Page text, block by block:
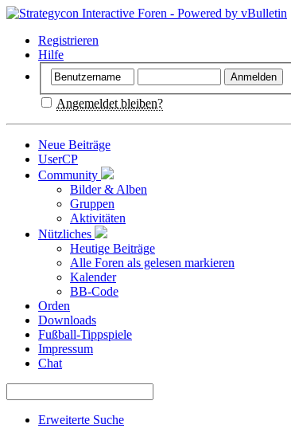
Registrieren
Hilfe
Angemeldet bleiben?
Neue Beiträge
UserCP
Community
Bilder & Alben
Gruppen
Aktivitäten
Nützliches
Heutige Beiträge
Alle Foren als gelesen markieren
Kalender
BB-Code
Orden
Downloads
Fußball-Tippspiele
Impressum
Chat
Erweiterte Suche